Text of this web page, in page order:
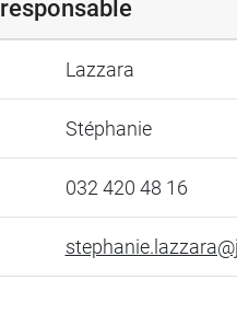
Lazzara
Stéphanie
032 420 48 16